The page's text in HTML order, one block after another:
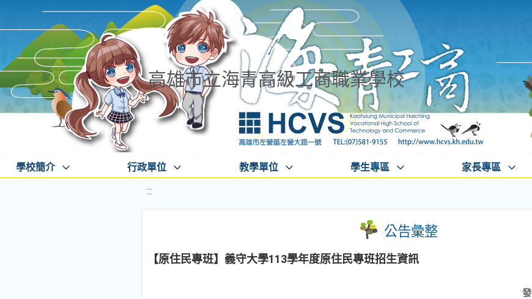
高雄市立海青高級工商職業學校
學校簡介 行政單位 教學單位 學生專區 家長專區
:::
公告彙整
【原住民專班】義守大學113學年度原住民專班招生資訊